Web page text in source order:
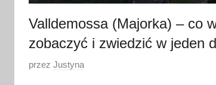
Valldemossa (Majorka) – co
zobaczyć i zwiedzić w jeden
O
przez Justyna